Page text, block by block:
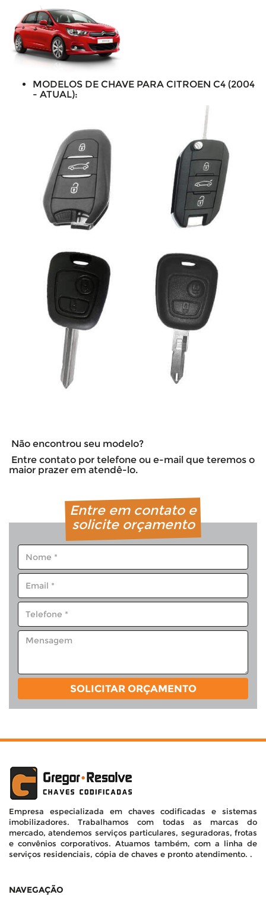
MODELOS DE CHAVE PARA CITROEN C4 (2004
- ATUAL):
Não encontrou seu modelo?
Entre contato por telefone ou e-mail que teremos o
maior prazer em atendê-lo.
Entre em contato e
solicite orçamento
SOLICITAR ORÇAMENTO
Empresa especializada em chaves codificadas e sistemas
imobilizadores. Trabalhamos com todas as marcas do
mercado, atendemos serviços particulares, seguradoras, frotas
e convênios corporativos. Atuamos também, com a linha de
serviços residenciais, cópia de chaves e pronto atendimento. .
NAVEGAÇÃO